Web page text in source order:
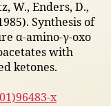
W., Enders, D.,
Synthesis of
α-amino-γ-oxo
with
ketones.
x